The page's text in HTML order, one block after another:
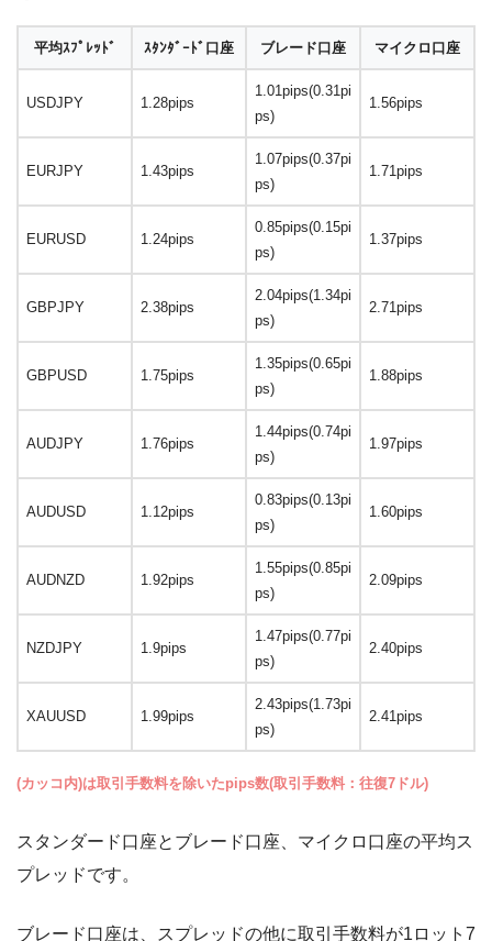
平均ｽﾌﾟﾚｯﾄﾞ ｽﾀﾝﾀﾞｰﾄﾞ口座 ブレード口座 マイクロ口座
USDJPY 1.28pips
1.01pips(0.31pi
ps)
1.56pips
EURJPY 1.43pips
1.07pips(0.37pi
ps)
1.71pips
EURUSD 1.24pips
0.85pips(0.15pi
ps)
1.37pips
GBPJPY 2.38pips
2.04pips(1.34pi
ps)
2.71pips
GBPUSD 1.75pips
1.35pips(0.65pi
ps)
1.88pips
AUDJPY 1.76pips
1.44pips(0.74pi
ps)
1.97pips
AUDUSD 1.12pips
0.83pips(0.13pi
ps)
1.60pips
AUDNZD 1.92pips
1.55pips(0.85pi
ps)
2.09pips
NZDJPY 1.9pips
1.47pips(0.77pi
ps)
2.40pips
XAUUSD 1.99pips
2.43pips(1.73pi
ps)
2.41pips
(カッコ内)は取引手数料を除いたpips数(取引手数料：往復7ドル)
スタンダード口座とブレード口座、マイクロ口座の平均ス
プレッドです。
ブレード口座は、スプレッドの他に取引手数料が1ロット7